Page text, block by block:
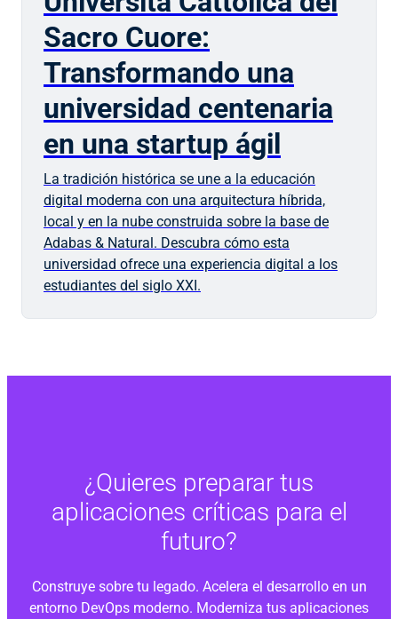
Sacro Cuore:
Transformando una
universidad centenaria
en una startup ágil
La tradición histórica se une a la educación
digital moderna con una arquitectura híbrida,
local y en la nube construida sobre la base de
Adabas & Natural. Descubra cómo esta
universidad ofrece una experiencia digital a los
estudiantes del siglo XXI.
¿Quieres preparar tus
aplicaciones críticas para el
futuro?
Construye sobre tu legado. Acelera el desarrollo en un
entorno DevOps moderno. Moderniza tus aplicaciones